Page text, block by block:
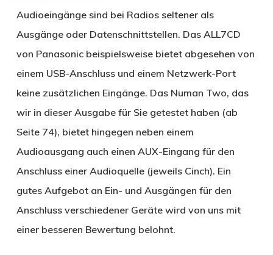
Audioeingänge sind bei Radios seltener als
Ausgänge oder Datenschnittstellen. Das ALL7CD
von Panasonic beispielsweise bietet abgesehen von
einem USB-Anschluss und einem Netzwerk-Port
keine zusätzlichen Eingänge. Das Numan Two, das
wir in dieser Ausgabe für Sie getestet haben (ab
Seite 74), bietet hingegen neben einem
Audioausgang auch einen AUX-Eingang für den
Anschluss einer Audioquelle (jeweils Cinch). Ein
gutes Aufgebot an Ein- und Ausgängen für den
Anschluss verschiedener Geräte wird von uns mit
einer besseren Bewertung belohnt.